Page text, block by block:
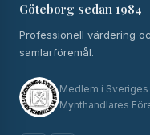
Göteborg sedan 1984
Professionell värdering
samlarföremål.
Medlem i Sveriges
Mynthandlares